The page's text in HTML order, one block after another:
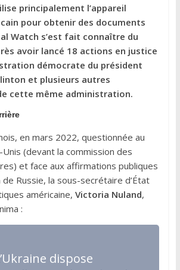
principalement l’appareil
pour obtenir des documents
Watch s’est fait connaître du
avoir lancé 18 actions en justice
démocrate du président
et plusieurs autres
cette même administration.
en mars 2022, questionnée au
(devant la commission des
et face aux affirmations publiques
Russie, la sous-secrétaire d’État
américaine, Victoria Nuland,
:
dispose